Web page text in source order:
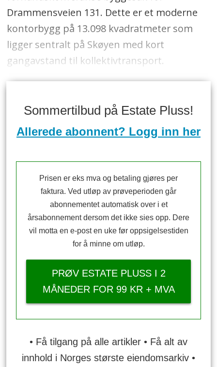
Drammensveien 131. Dette er et moderne
kontorbygg på 13.098 kvadratmeter som
ligger sentralt på Skøyen med kort
gangavstand til kollektivtransport.
Sommertilbud på Estate Pluss!
Allerede abonnent? Logg inn her
Prisen er eks mva og betaling gjøres per
faktura. Ved utløp av prøveperioden går
abonnementet automatisk over i et
årsabonnement dersom det ikke sies opp. Dere
vil motta en e-post en uke før oppsigelsestiden
for å minne om utløp.
PRØV ESTATE PLUSS I 2
MÅNEDER FOR 99 KR + MVA
• Få tilgang på alle artikler • Få alt av
innhold i Norges største eiendomsarkiv •